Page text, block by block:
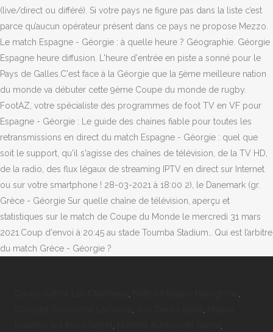
(live/direct ou différé). Si votre pays ne figure pas dans la liste c’est
parce qu’aucun opérateur présent dans ce pays ne propose Mezzo.
Le match Espagne - Géorgie : à quelle heure ? Géographie. Géorgie
Espagne heure diffusion. L'heure d'entrée en piste a sonné pour le
Pays de Galles.C'est face à la Géorgie que la 5ème meilleure nation
du monde va débuter cette 9ème Coupe du monde de rugby.
FootAZ, votre spécialiste des programmes de foot TV en VF pour
Espagne - Géorgie : Le guide des chaines fiable pour toutes les
retransmissions en direct du match Espagne - Géorgie : quel que
soit le support, qu'il s'agisse des chaînes de télévision, de la TV HD,
de la radio, des flux légaux de streaming IPTV en direct sur Internet
ou sur votre smartphone ! 28-03-2021 à 18:00 2), le Danemark (gr.
Grèce - Géorgie Sur quelle chaîne de télévision, aperçu et
statistiques sur le match de Coupe du Monde le mercredi 31 mars
2021.Coup d'envoi à 20:45 au stade Toumba Stadium.. Qui est l’arbitre
du match Grèce - Géorgie ?